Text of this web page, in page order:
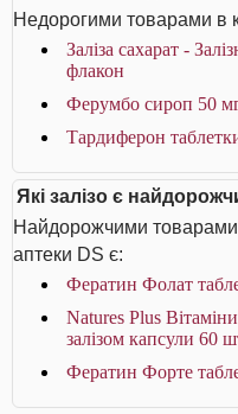
Недорогими товарами в
Заліза сахарат -
флакон
Ферумбо сироп 50
Тардиферон
Які залізо є
Найдорожчими товарами
аптеки DS є:
Фератин Фолат
Natures Plus
залізом капсули 60
Фератин Форте